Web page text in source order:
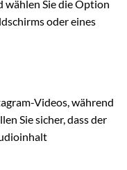
wählen Sie die Option
oder eines
Videos, während
Sie sicher, dass der